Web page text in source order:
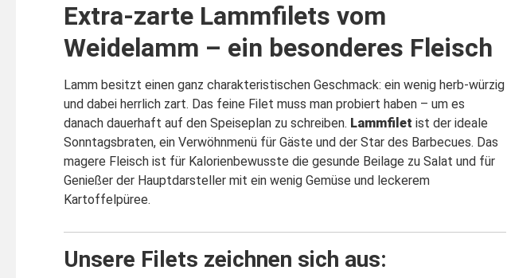
Extra-zarte Lammfilets vom
Weidelamm – ein besonderes Fleisch
Lamm besitzt einen ganz charakteristischen Geschmack: ein wenig herb-würzig
und dabei herrlich zart. Das feine Filet muss man probiert haben – um es
danach dauerhaft auf den Speiseplan zu schreiben. Lammfilet ist der ideale
Sonntagsbraten, ein Verwöhnmenü für Gäste und der Star des Barbecues. Das
magere Fleisch ist für Kalorienbewusste die gesunde Beilage zu Salat und für
Genießer der Hauptdarsteller mit ein wenig Gemüse und leckerem
Kartoffelpüree.
Unsere Filets zeichnen sich aus: